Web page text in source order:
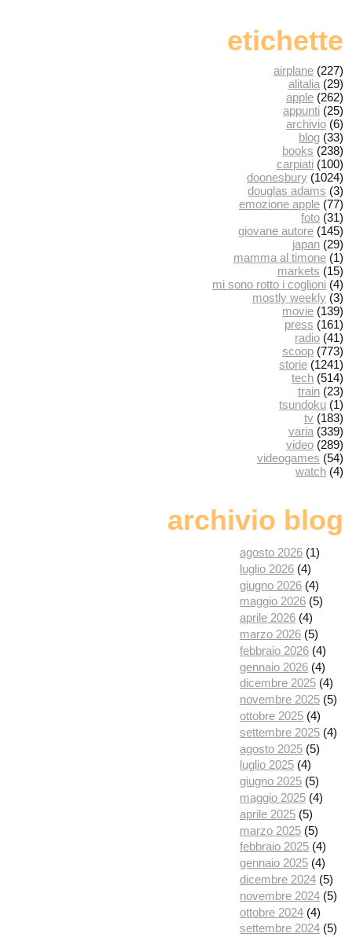
etichette
airplane (227)
alitalia (29)
apple (262)
appunti (25)
archivio (6)
blog (33)
books (238)
carpiati (100)
doonesbury (1024)
douglas adams (3)
emozione apple (77)
foto (31)
giovane autore (145)
japan (29)
mamma al timone (1)
markets (15)
mi sono rotto i coglioni (4)
mostly weekly (3)
movie (139)
press (161)
radio (41)
scoop (773)
storie (1241)
tech (514)
train (23)
tsundoku (1)
tv (183)
varia (339)
video (289)
videogames (54)
watch (4)
archivio blog
agosto 2026 (1)
luglio 2026 (4)
giugno 2026 (4)
maggio 2026 (5)
aprile 2026 (4)
marzo 2026 (5)
febbraio 2026 (4)
gennaio 2026 (4)
dicembre 2025 (4)
novembre 2025 (5)
ottobre 2025 (4)
settembre 2025 (4)
agosto 2025 (5)
luglio 2025 (4)
giugno 2025 (5)
maggio 2025 (4)
aprile 2025 (5)
marzo 2025 (5)
febbraio 2025 (4)
gennaio 2025 (4)
dicembre 2024 (5)
novembre 2024 (5)
ottobre 2024 (4)
settembre 2024 (5)